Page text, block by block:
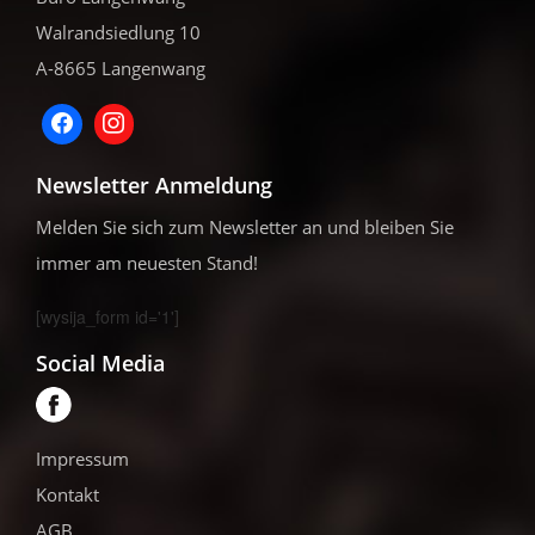
Walrandsiedlung 10
A-8665 Langenwang
Newsletter Anmeldung
Melden Sie sich zum Newsletter an und bleiben Sie
immer am neuesten Stand!
[wysija_form id='1']
Social Media
Impressum
Kontakt
AGB